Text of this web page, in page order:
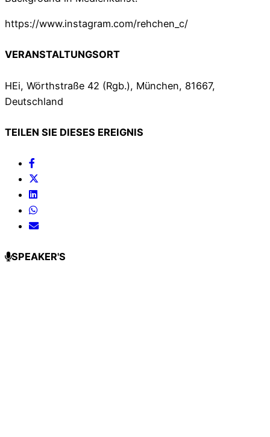
https://www.instagram.com/rehchen_c/
VERANSTALTUNGSORT
HEi, Wörthstraße 42 (Rgb.), München, 81667,
Deutschland
TEILEN SIE DIESES EREIGNIS
SPEAKER'S